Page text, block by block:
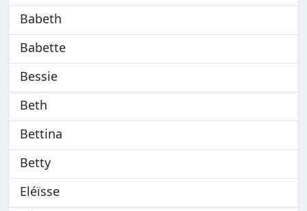
Babeth
Babette
Bessie
Beth
Bettina
Betty
Eléïsse